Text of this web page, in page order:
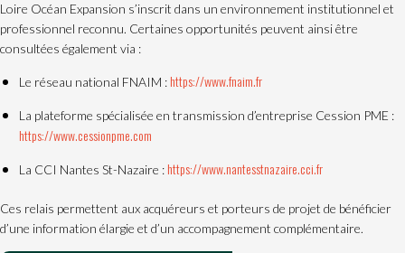
Loire Océan Expansion s’inscrit dans un environnement institutionnel et
professionnel reconnu. Certaines opportunités peuvent ainsi être
consultées également via :
Le réseau national FNAIM : https://www.fnaim.fr
La plateforme spécialisée en transmission d’entreprise Cession PME :
https://www.cessionpme.com
La CCI Nantes St-Nazaire : https://www.nantesstnazaire.cci.fr
Ces relais permettent aux acquéreurs et porteurs de projet de bénéficier
d’une information élargie et d’un accompagnement complémentaire.